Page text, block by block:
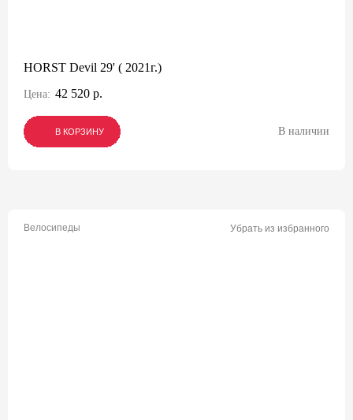
HORST Devil 29' ( 2021г.)
Цена: 42 520 р.
В КОРЗИНУ
В КОРЗИНУ
В КОРЗИНУ В наличии
Велосипеды Убрать из избранного